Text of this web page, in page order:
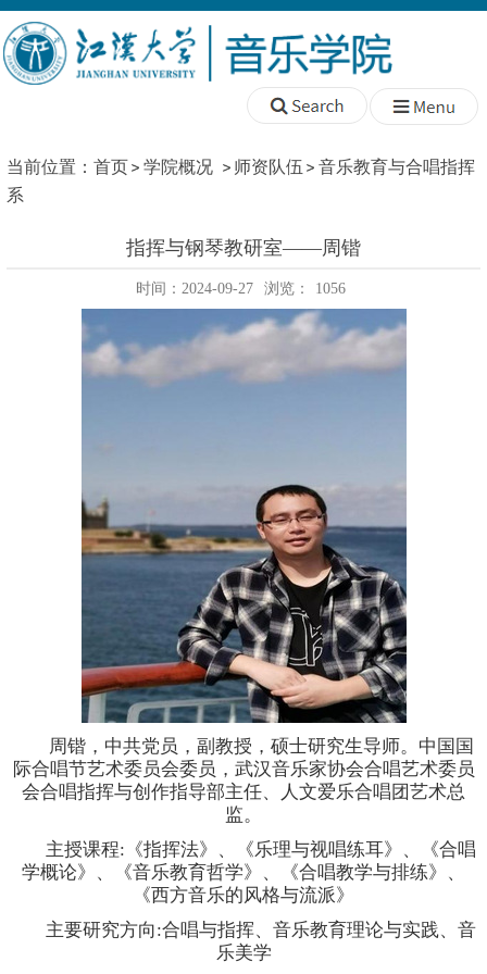
当前位置： 首页 学院概况 师资队伍
音乐教育与合唱指挥
系
指挥与钢琴教研室——周锴
时间：2024-09-27 浏览： 1056
周锴，中共党员，副教授，硕士研究生导师。中国国
际合唱节艺术委员会委员，武汉音乐家协会合唱艺术委员
会合唱指挥与创作指导部主任、人文爱乐合唱团艺术总
监。
主授课程: 《指挥法》、《乐理与视唱练耳》、《合唱
学概论》 、
《音乐教育哲学》、《合唱教学与排练》、
《西方音乐的风格与流派》
主要研究方向:合唱与指挥、音乐教育理论与实践、音
乐美学